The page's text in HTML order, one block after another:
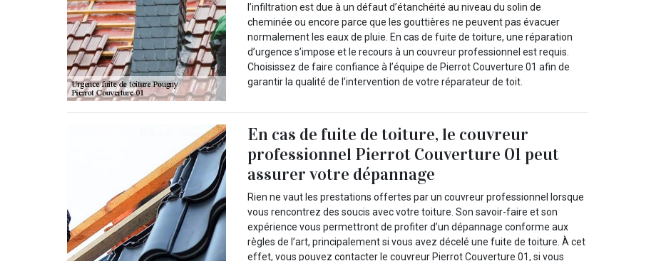
l’infiltration est due à un défaut d’étanchéité au niveau du solin de
cheminée ou encore parce que les gouttières ne peuvent pas évacuer
normalement les eaux de pluie. En cas de fuite de toiture, une réparation
d’urgence s’impose et le recours à un couvreur professionnel est requis.
Choisissez de faire confiance à l’équipe de Pierrot Couverture 01 afin de
garantir la qualité de l’intervention de votre réparateur de toit.
En cas de fuite de toiture, le couvreur
professionnel Pierrot Couverture 01 peut
assurer votre dépannage
Rien ne vaut les prestations offertes par un couvreur professionnel lorsque
vous rencontrez des soucis avec votre toiture. Son savoir-faire et son
expérience vous permettront de profiter d’un dépannage conforme aux
règles de l’art, principalement si vous avez décelé une fuite de toiture. À cet
effet, vous pouvez contacter le couvreur Pierrot Couverture 01, si vous